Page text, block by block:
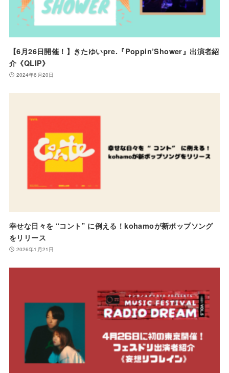
【6月26日開催！】きたゆいpre.『Poppin’Shower』出演者紹
介《QLIP》
2024年6月20日
幸せな日々を “コント” に例える！kohamoが新ポップソング
をリリース
2026年1月21日